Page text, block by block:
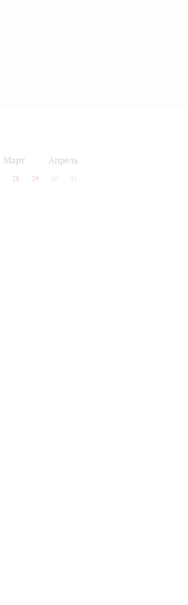
Март Апрель
28 29 30 31